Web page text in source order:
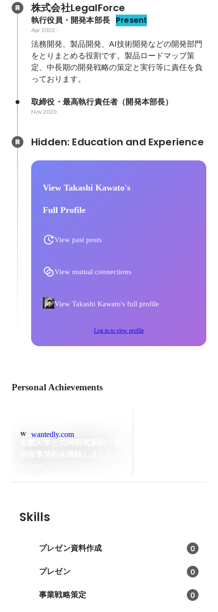
株式会社LegalForce
執行役員・開発本部長 Present
Apr 2022 -
法務開発、製品開発、AI技術開発などの開発部門
をとりまとめる役割です。製品ロードマップ策
定、中長期の開発戦略の策定と実行等に責任を負
っております。
取締役・最高執行責任者（開発本部長）
Nov 2020
View Takashi Kawato's
Full Profile
View past posts
View mutual connections
View Takashi Kawato's full profile
Log in to view profile
Personal Achievements
wantedly.com
Skills
プレゼン資料作成 0
プレゼン 0
事業戦略策定 0